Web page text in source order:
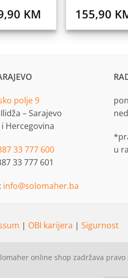
KM 155,90
polje 9
– Sarajevo
Hercegovina
33 777 600
33 777 601
info@solomaher.ba
u
| OBI karijera | Sigurnost
online shop zadržava